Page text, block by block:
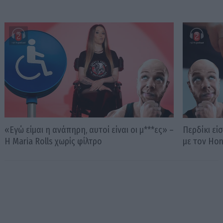
«Εγώ είμαι η ανάπηρη, αυτοί είναι οι μ***ες» –
Η Maria Rolls χωρίς φίλτρο
Περδίκι
με τον